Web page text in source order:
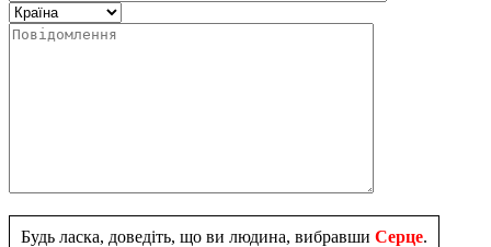
Будь ласка, доведіть, що ви людина, вибравши Серце.